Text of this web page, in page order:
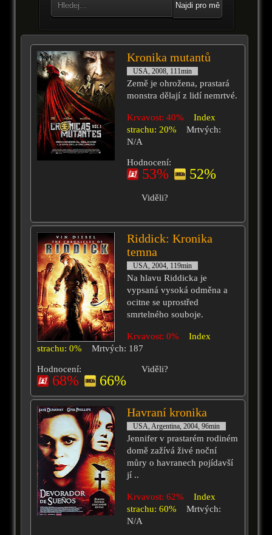
Najdi pro mě
Kronika mutantů
USA, 2008, 111min
Země je ohrožena, prastará
monstra dělají z lidí nemrtvé.
Krvavost: 40%
Index
strachu: 20%
Mrtvých:
N/A
Hodnocení:
53% 52%
Viděli?
Riddick: Kronika
temna
USA, 2004, 119min
Na hlavu Riddicka je
vypsaná vysoká odměna a
ocitne se uprostřed
smrtelného souboje.
Krvavost: 0%
Index
strachu: 0%
Mrtvých: 187
Hodnocení:
68% 66%
Viděli?
Havraní kronika
USA, Argentina, 2004, 96min
Jennifer v prastarém rodiném
domě zažívá živé noční
můry o havranech pojídavší
jí ..
Krvavost: 62%
Index
strachu: 60%
Mrtvých:
N/A